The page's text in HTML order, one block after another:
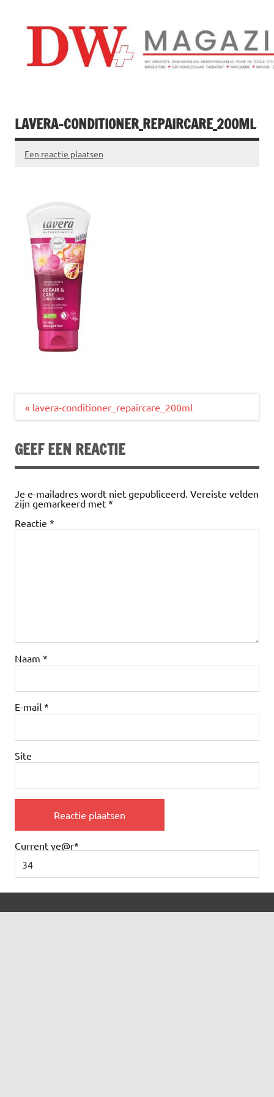
inhoud
LAVERA-CONDITIONER_REPAIRCARE_200ML
Een reactie plaatsen
Bericht
« lavera-conditioner_repaircare_200ml
GEEF EEN REACTIE
Je e-mailadres wordt niet gepubliceerd. Vereiste velden
zijn gemarkeerd met *
Reactie *
Naam *
E-mail *
Site
Current ye@r*